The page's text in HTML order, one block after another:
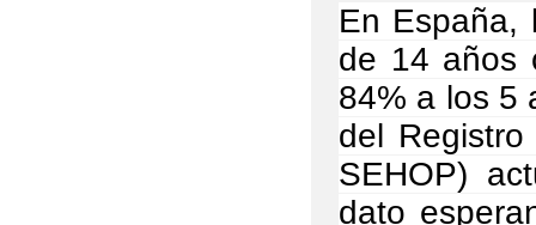
En España,
de 14 años
84% a los 5
del
SEHOP)
dato